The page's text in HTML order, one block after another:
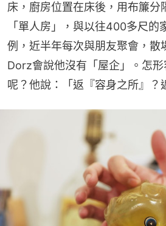
床，廚房位置在床後，用布簾分
「單人房」，與以往400多尺的
例，近半年每次與朋友聚會，散
Dorz會說他沒有「屋企」。怎
呢？他說：「返『容身之所』？